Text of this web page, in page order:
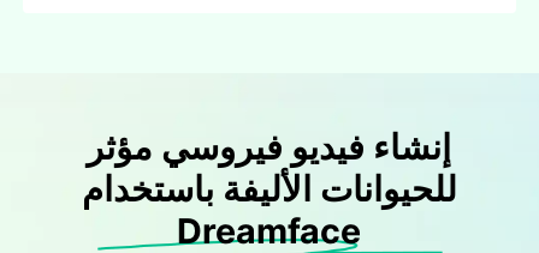
إنشاء فيديو فيروسي مؤثر
للحيوانات الأليفة باستخدام
Dreamface